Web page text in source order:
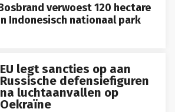
verwoest 120 hectare
Indonesisch nationaal park
EU legt sancties op aan
Russische defensiefiguren
na luchtaanvallen op
Oekraïne